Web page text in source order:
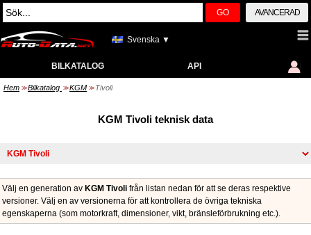
GO AVANCERAD
Svenska ▼
BILKATALOG API
Hem >> Bilkatalog >> KGM >> Tivoli
KGM Tivoli teknisk data
Välj en generation av KGM Tivoli från listan nedan för att se deras respektive
versioner. Välj en av versionerna för att kontrollera de övriga tekniska
egenskaperna (som motorkraft, dimensioner, vikt, bränsleförbrukning etc.).